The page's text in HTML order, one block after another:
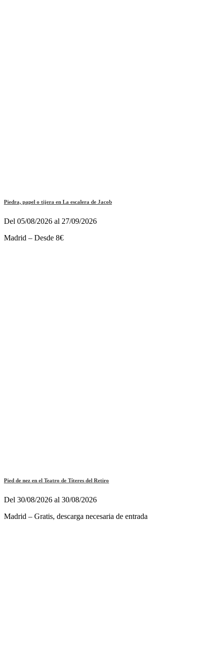
Piedra, papel o tijera en La escalera de Jacob
Del 05/08/2026 al 27/09/2026
Madrid – Desde 8€
Pied de nez en el Teatro de Títeres del Retiro
Del 30/08/2026 al 30/08/2026
Madrid – Gratis, descarga necesaria de entrada